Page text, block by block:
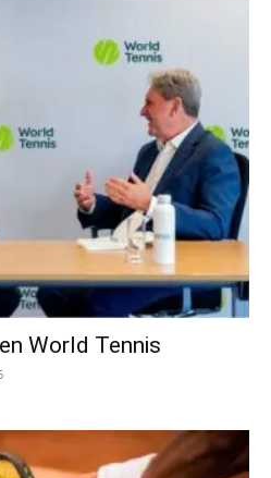
World Tennis